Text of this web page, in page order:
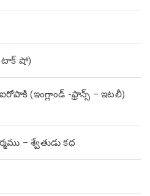
షో)
(ఇంగ్లాండ్ -ఫ్రాన్స్ – ఇటలీ)
– శ్వేతుడు కథ